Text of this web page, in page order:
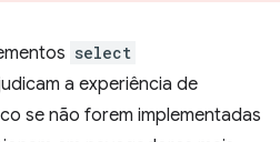
select
a experiência de
se não forem implementadas